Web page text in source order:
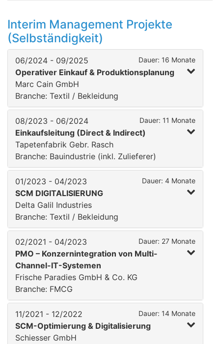
Interim Management Projekte
(Selbständigkeit)
06/2024 - 09/2025 Dauer: 16 Monate
Operativer Einkauf & Produktionsplanung
Marc Cain GmbH
Branche: Textil / Bekleidung
08/2023 - 06/2024 Dauer: 11 Monate
Einkaufsleitung (Direct & Indirect)
Tapetenfabrik Gebr. Rasch
Branche: Bauindustrie (inkl. Zulieferer)
01/2023 - 04/2023 Dauer: 4 Monate
SCM DIGITALISIERUNG
Delta Galil Industries
Branche: Textil / Bekleidung
02/2021 - 04/2023 Dauer: 27 Monate
PMO – Konzernintegration von Multi-
Channel-IT-Systemen
Frische Paradies GmbH & Co. KG
Branche: FMCG
11/2021 - 12/2022 Dauer: 14 Monate
SCM-Optimierung & Digitalisierung
Schiesser GmbH